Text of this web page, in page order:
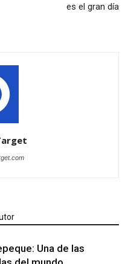
es el gran día
Una de las